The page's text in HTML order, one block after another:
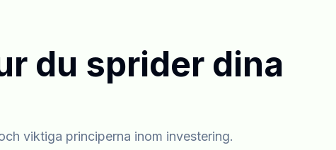
du sprider dina
viktiga principerna inom investering.